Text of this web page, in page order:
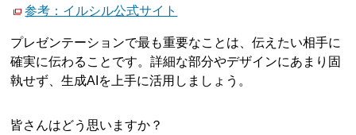
参考：イルシル公式サイト
プレゼンテーションで最も重要なことは、伝えたい相手に
確実に伝わることです。詳細な部分やデザインにあまり固
執せず、生成AIを上手に活用しましょう。
皆さんはどう思いますか？